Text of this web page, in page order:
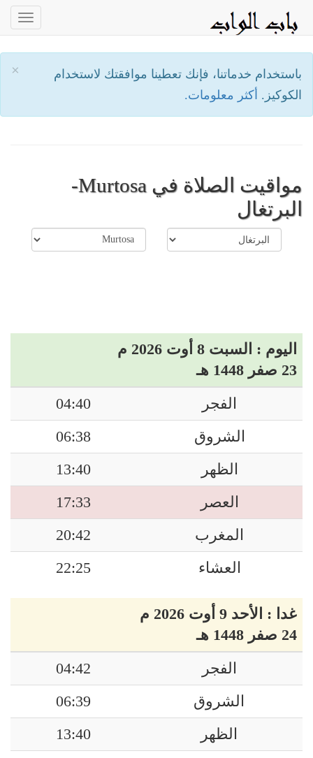
×
باستخدام خدماتنا، فإنك تعطينا موافقتك لاستخدام
الكوكيز. أكثر معلومات.
مواقيت الصلاة في Murtosa-
البرتغال
اليوم : السبت 8 أوت 2026 م
23 صفر 1448 هـ
الفجر
04:40
الشروق
06:38
الظهر
13:40
العصر
17:33
المغرب
20:42
العشاء
22:25
غدا : الأحد 9 أوت 2026 م
24 صفر 1448 هـ
الفجر
04:42
الشروق
06:39
الظهر
13:40